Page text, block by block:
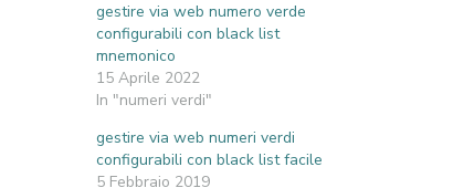
gestire via web numero verde
configurabili con black list
mnemonico
15 Aprile 2022
In "numeri verdi"
gestire via web numeri verdi
configurabili con black list facile
5 Febbraio 2019